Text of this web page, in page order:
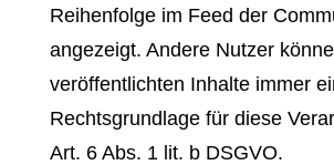
Reihenfolge im Feed der
angezeigt. Andere Nutzer
veröffentlichten Inhalte immer
Rechtsgrundlage für diese
Art. 6 Abs. 1 lit. b DSGVO.